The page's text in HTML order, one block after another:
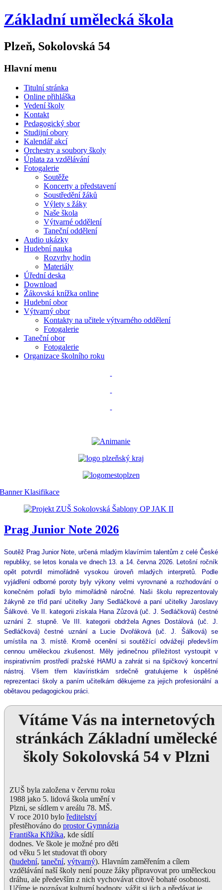
Základní umělecká škola
Plzeň, Sokolovská 54
Hlavní menu
Titulní stránka
Online přihláška
Vedení školy
Kontakt
Pedagogický sbor
Studijní obory
Kalendář akcí
Orchestry a soubory školy
Úplata za vzdělávání
Fotogalerie
Soutěže
Koncerty a představení
Soustředění žáků
Výlety s žáky
Naše škola
Výtvarné oddělení
Taneční oddělení
Audio ukázky
Hudební nauka
Rozvrhy hodin
Materiály
Úřední deska
Download
Žákovská knížka online
Hudební obor
Výtvarný obor
Kontakty na učitele výtvarného oddělení
Fotogalerie
Taneční obor
Fotogalerie
Organizace školního roku
Prag Junior Note 2026
Soutěž Prag Junior Note, určená mladým klavírním talentům z celé České
republiky, se letos konala ve dnech 13. a 14. června 2026. Letošní ročník
opět potvrdil mimořádně vysokou úroveň mladých interpretů. Podle
vyjádření odborné poroty byly výkony velmi vyrovnané a rozhodování o
konečném pořadí bylo mimořádně náročné. Naši školu reprezentovaly
žákyně ze tříd paní učitelky Jany Sedláčkové a paní učitelky Jaroslavy
Šálkové. Ve II. kategorii získala Hana Zůzová (uč. J. Sedláčková) čestné
uznání 2. stupně. Ve III. kategorii obdržela Agnes Dostálová (uč. J.
Sedláčková) čestné uznání a Lucie Dvořáková (uč. J. Šálková) se
umístila na 3. místě. Kromě ocenění si soutěžící odvážejí především
cennou uměleckou zkušenost. Měly jedinečnou příležitost vystoupit v
inspirativním prostředí pražské HAMU a zahrát si na špičkový koncertní
nástroj. Všem třem klavíristkám srdečně gratulujeme k úspěšné
reprezentaci školy a paním učitelkám děkujeme za jejich profesionální a
obětavou pedagogickou práci.
Vítáme Vás na internetových
stránkách Základní umělecké
školy Sokolovská 54 v Plzni
ZUŠ byla založena v červnu roku
1988 jako 5. lidová škola umění v
Plzni, se sídlem v areálu 78. MŠ.
V roce 2010 bylo ředitelství
přestěhováno do prostor Gymnázia
Františka Křižíka, kde sídlí
dodnes. Ve škole je možné pro děti
od věku 5 let studovat tři obory
(hudební, taneční, výtvarný). Hlavním zaměřením a cílem
vzdělávání naší školy není pouze žáky připravovat pro uměleckou
dráhu, ale především z nich vychovávat citově bohaté osobnosti.
Učíme je poznávat kulturní hodnoty, vážit si jich a předávat je